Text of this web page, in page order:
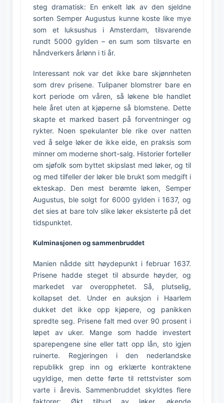
steg dramatisk: En enkelt løk av den sjeldne
sorten Semper Augustus kunne koste like mye
som et luksushus i Amsterdam, tilsvarende
rundt 5000 gylden – en sum som tilsvarte en
håndverkers årlønn i ti år.
Interessant nok var det ikke bare skjønnheten
som drev prisene. Tulipaner blomstrer bare en
kort periode om våren, så løkene ble handlet
hele året uten at kjøperne så blomstene. Dette
skapte et marked basert på forventninger og
rykter. Noen spekulanter ble rike over natten
ved å selge løker de ikke eide, en praksis som
minner om moderne short-salg. Historier forteller
om sjøfolk som byttet skipslast med løker, og til
og med tilfeller der løker ble brukt som medgift i
ekteskap. Den mest berømte løken, Semper
Augustus, ble solgt for 6000 gylden i 1637, og
det sies at bare tolv slike løker eksisterte på det
tidspunktet.
Kulminasjonen og sammenbruddet
Manien nådde sitt høydepunkt i februar 1637.
Prisene hadde steget til absurde høyder, og
markedet var overopphetet. Så, plutselig,
kollapset det. Under en auksjon i Haarlem
dukket det ikke opp kjøpere, og panikken
spredte seg. Prisene falt med over 90 prosent i
løpet av uker. Mange som hadde investert
sparepengene sine eller tatt opp lån, sto igjen
ruinerte. Regjeringen i den nederlandske
republikk grep inn og erklærte kontraktene
ugyldige, men dette førte til rettstvister som
varte i årevis. Sammenbruddet skyldtes flere
faktorer: Økt tilbud av løker, økende